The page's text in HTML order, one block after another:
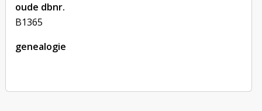
oude dbnr.
B1365
genealogie